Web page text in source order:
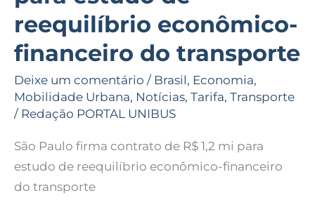
reequilíbrio econômico-
financeiro do transporte
Deixe um comentário / Brasil, Economia,
Mobilidade Urbana, Notícias, Tarifa, Transporte
/ Redação PORTAL UNIBUS
São Paulo firma contrato de R$ 1,2 mi para
estudo de reequilíbrio econômico-financeiro
do transporte
transporte